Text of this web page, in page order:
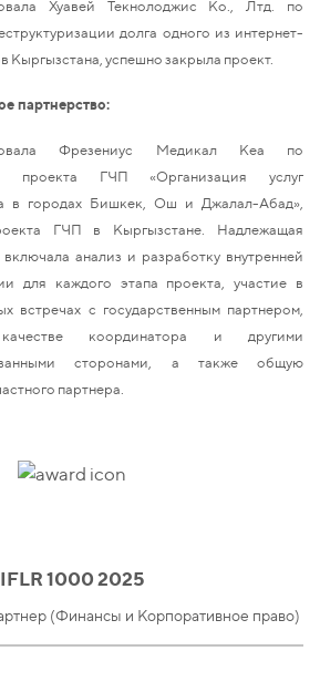
Хуавей Текнолоджис Ко., Лтд. по
долга одного из интернет-
Кыргызстана, успешно закрыла проект.
партнерство:
Фрезениус Медикал Кеа по
проекта ГЧП «Организация услуг
в городах Бишкек, Ош и Джалал-Абад»,
ГЧП в Кыргызстане. Надлежащая
анализ и разработку внутренней
для каждого этапа проекта, участие в
встречах с государственным партнером,
координатора и другими
сторонами, а также общую
партнера.
IFLR 1000 2025
(Финансы и Корпоративное право)